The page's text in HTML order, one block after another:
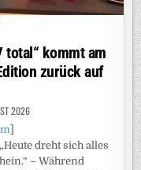
total“ kommt am
zurück auf
2026
dreht sich alles
– Während